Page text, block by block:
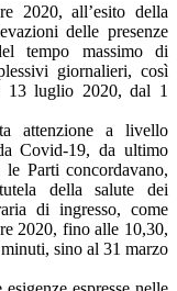
2020, all’esito della
delle presenze
tempo massimo di
giornalieri, così
13 luglio 2020, dal 1
attenzione a livello
Covid-19, da ultimo
Parti concordavano,
della salute dei
di ingresso, come
2020, fino alle 10,30,
sino al 31 marzo